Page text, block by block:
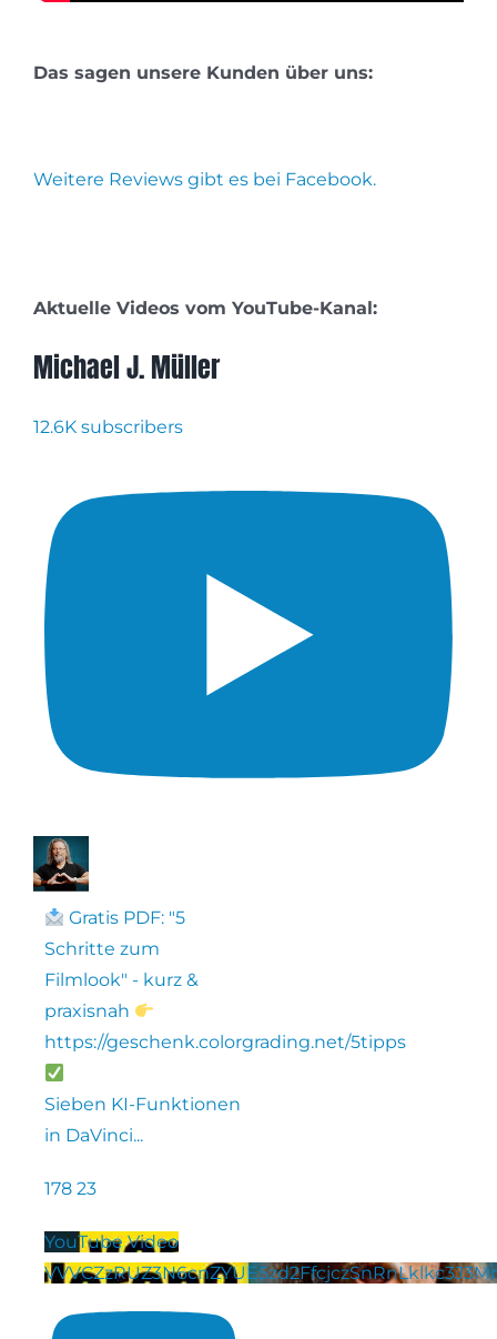
Das sagen unsere Kunden über uns:
Weitere Reviews gibt es bei Facebook.
Aktuelle Videos vom YouTube-Kanal:
Michael J. Müller
12.6K subscribers
Gratis PDF: "5
Schritte zum
Filmlook" - kurz &
praxisnah
https://geschenk.colorgrading.net/5tipps
Sieben KI-Funktionen
in DaVinci...
178 23
YouTube Video